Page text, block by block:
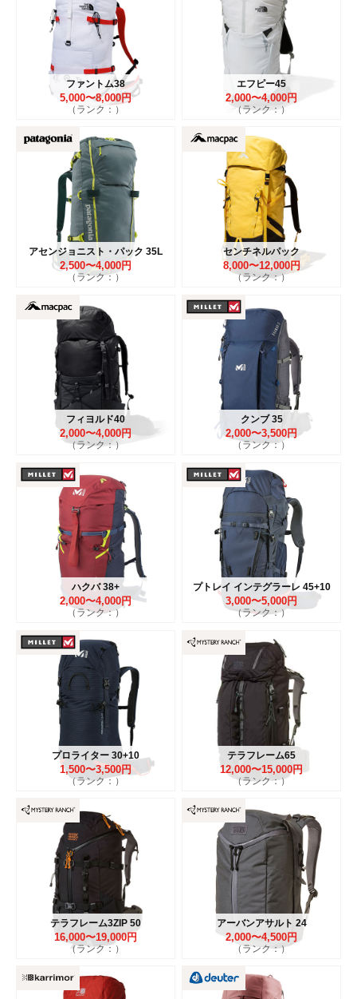
ファントム38
5,000〜8,000円
（ランク：）
エフピー45
2,000〜4,000円
（ランク：）
アセンジョニスト・パック 35L
2,500〜4,000円
（ランク：）
センチネルパック
8,000〜12,000円
（ランク：）
フィヨルド40
2,000〜4,000円
（ランク：）
クンブ 35
2,000〜3,500円
（ランク：）
ハクバ 38+
2,000〜4,000円
（ランク：）
プトレイ インテグラーレ 45+10
3,000〜5,000円
（ランク：）
プロライター 30+10
1,500〜3,500円
（ランク：）
テラフレーム65
12,000〜15,000円
（ランク：）
テラフレーム3ZIP 50
16,000〜19,000円
（ランク：）
アーバンアサルト 24
2,000〜4,500円
（ランク：）